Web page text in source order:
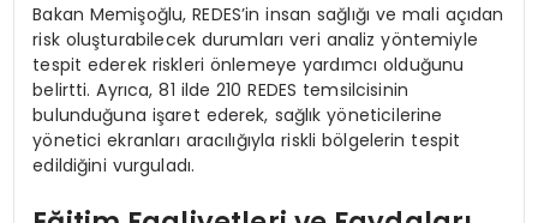
Bakan Memişoğlu, REDES’in insan sağlığı ve mali açıdan
risk oluşturabilecek durumları veri analiz yöntemiyle
tespit ederek riskleri önlemeye yardımcı olduğunu
belirtti. Ayrıca, 81 ilde 210 REDES temsilcisinin
bulunduğuna işaret ederek, sağlık yöneticilerine
yönetici ekranları aracılığıyla riskli bölgelerin tespit
edildiğini vurguladı.